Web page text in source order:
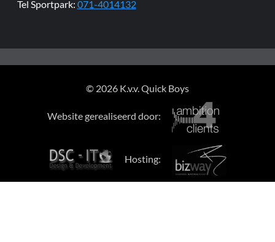
Tel Sportpark: 071-4014132
© 2026 K.v.v. Quick Boys
Website gerealiseerd door:
Hosting: